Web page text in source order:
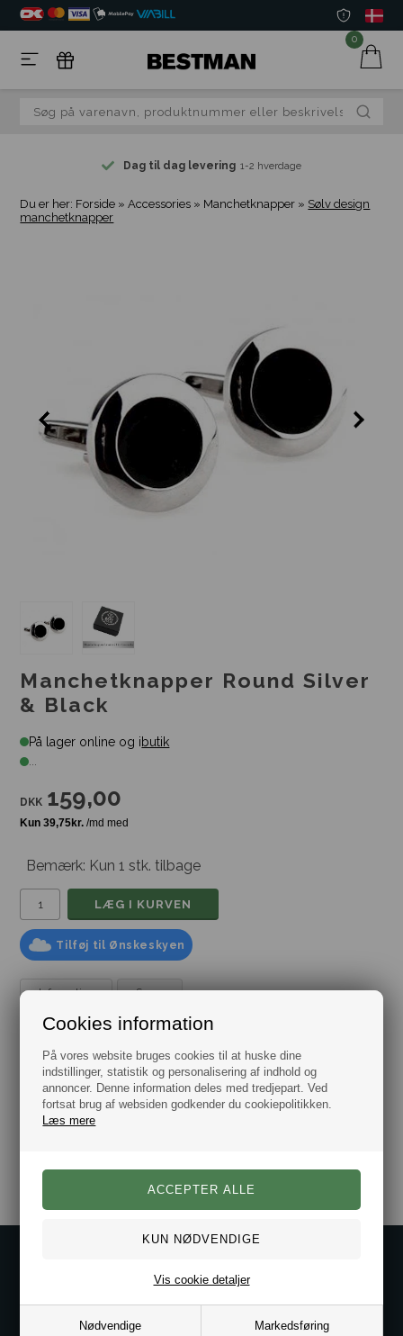
Cookies information
På vores website bruges cookies til at huske dine
indstillinger, statistik og personalisering af indhold og
annoncer. Denne information deles med tredjepart. Ved
fortsat brug af websiden godkender du cookiepolitikken.
Læs mere
Nødvendige Markedsføring
Vis cookie detaljer
0
Dag til dag levering 1-2 hverdage
Du er her: Forside »Accessories » Manchetknapper » Sølv design
manchetknapper
Manchetknapper Round Silver
& Black
På lager online og ibutik
...
DKK 159,00
Bemærk: Kun 1 stk. tilbage
Tilføj til Ønskeskyen
Information Spørg
Manchetknapper Round Silver & Black
Et klassisk og flot sæt manchetknapper der kan matche
ethvert outfit.
Manchetknapperne leveres i flot gaveæske.
CVR 33496362 Thol Aps